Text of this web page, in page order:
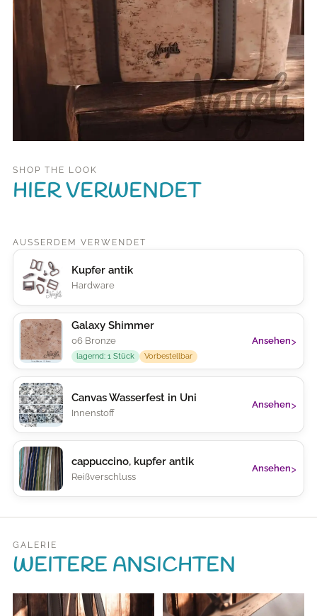
SHOP THE LOOK
HIER VERWENDET
AUSSERDEM VERWENDET
Kupfer antik
Hardware
Galaxy Shimmer
06 Bronze
lagernd: 1 Stück Vorbestellbar
Ansehen›
Canvas Wasserfest in Uni
Innenstoff
Ansehen›
cappuccino, kupfer antik
Reißverschluss
Ansehen›
GALERIE
WEITERE ANSICHTEN